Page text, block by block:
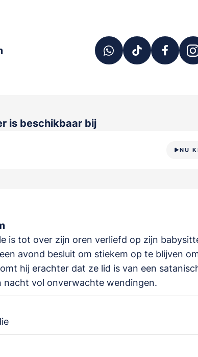
is beschikbaar bij
NU
is tot over zijn oren verliefd op zijn
avond besluit om stiekem op te blijven
hij erachter dat ze lid is van een
nacht vol onverwachte wendingen.